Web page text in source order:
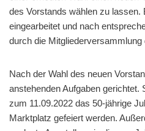
des Vorstands wählen zu lassen.
eingearbeitet und nach
durch die
Nach der Wahl des neuen
anstehenden Aufgaben gerichtet.
zum 11.09.2022 das 50-jährige
Marktplatz gefeiert werden.